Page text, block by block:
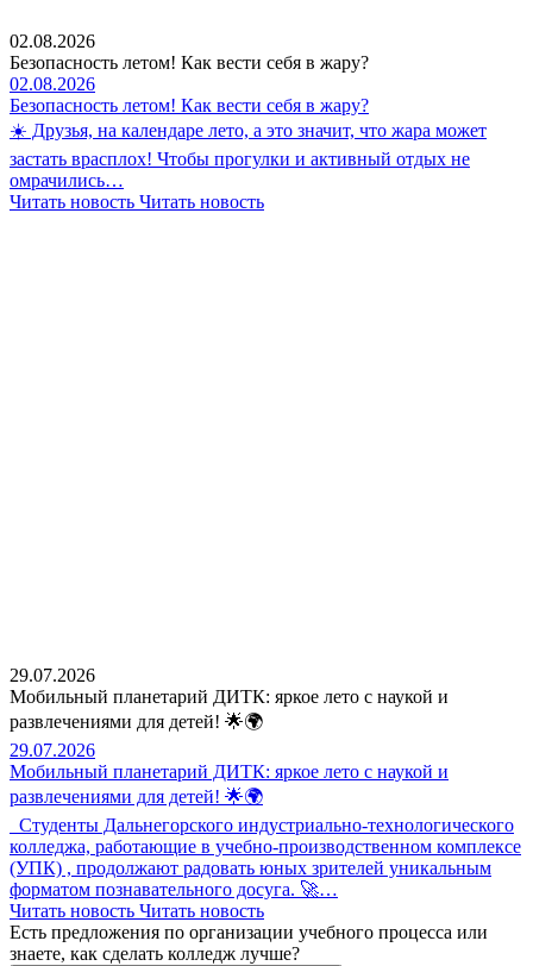
02.08.2026
Безопасность летом! Как вести себя в жару?
02.08.2026
Безопасность летом! Как вести себя в жару?
☀️ Друзья, на календаре лето, а это значит, что жара может
застать врасплох! Чтобы прогулки и активный отдых не
омрачились…
Читать новость Читать новость
29.07.2026
Мобильный планетарий ДИТК: яркое лето с наукой и
развлечениями для детей! 🌟🌍
29.07.2026
Мобильный планетарий ДИТК: яркое лето с наукой и
развлечениями для детей! 🌟🌍
Студенты Дальнегорского индустриально-технологического
колледжа, работающие в учебно-производственном комплексе
(УПК) , продолжают радовать юных зрителей уникальным
форматом познавательного досуга. 🚀…
Читать новость Читать новость
Есть предложения по организации учебного процесса или
знаете, как сделать колледж лучше?